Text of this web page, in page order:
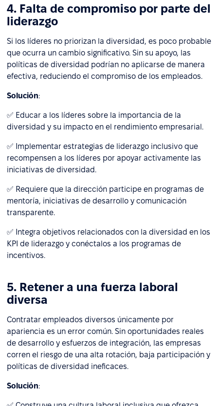
4. Falta de compromiso por parte del
liderazgo
Si los líderes no priorizan la diversidad, es poco probable
que ocurra un cambio significativo. Sin su apoyo, las
políticas de diversidad podrían no aplicarse de manera
efectiva, reduciendo el compromiso de los empleados.
Solución:
✅ Educar a los líderes sobre la importancia de la
diversidad y su impacto en el rendimiento empresarial.
✅ Implementar estrategias de liderazgo inclusivo que
recompensen a los líderes por apoyar activamente las
iniciativas de diversidad.
✅ Requiere que la dirección participe en programas de
mentoría, iniciativas de desarrollo y comunicación
transparente.
✅ Integra objetivos relacionados con la diversidad en los
KPI de liderazgo y conéctalos a los programas de
incentivos.
5. Retener a una fuerza laboral
diversa
Contratar empleados diversos únicamente por
apariencia es un error común. Sin oportunidades reales
de desarrollo y esfuerzos de integración, las empresas
corren el riesgo de una alta rotación, baja participación y
políticas de diversidad ineficaces.
Solución: